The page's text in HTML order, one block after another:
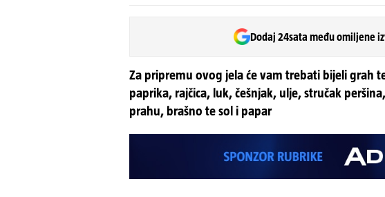
Dodaj 24sata među omiljene
Za pripremu ovog jela će vam trebati bijeli grah
paprika, rajčica, luk, češnjak, ulje, stručak
prahu, brašno te sol i papar